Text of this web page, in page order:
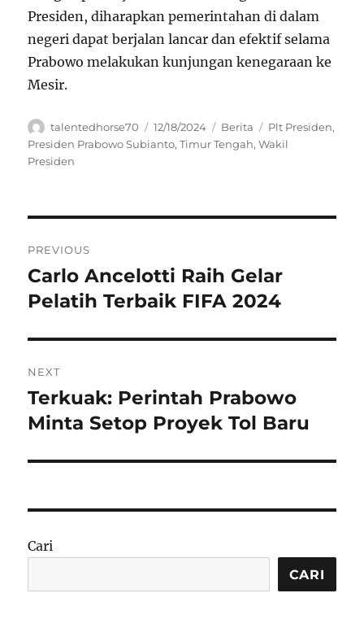
Presiden, diharapkan pemerintahan di dalam
negeri dapat berjalan lancar dan efektif selama
Prabowo melakukan kunjungan kenegaraan ke
Mesir.
Author
talentedhorse70
Posted
on
12/18/2024 Categories
Berita Tags
Plt Presiden,
Presiden Prabowo Subianto,Timur Tengah,Wakil
Presiden
pos
PREVIOUS
Previous
post:
Carlo Ancelotti Raih Gelar
Pelatih Terbaik FIFA 2024
NEXT
Next
post:
Terkuak: Perintah Prabowo
Minta Setop Proyek Tol Baru
Cari
CARI